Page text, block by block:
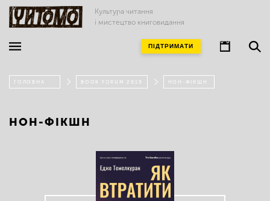
Культура читання
і мистецтво книговидання
ПІДТРИМАТИ
ГОЛОВНА BOOK FORUM 2019 НОН-ФІКШН
НОН-ФІКШН